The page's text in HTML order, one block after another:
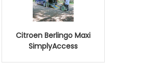
Citroen Berlingo Maxi
SimplyAccess